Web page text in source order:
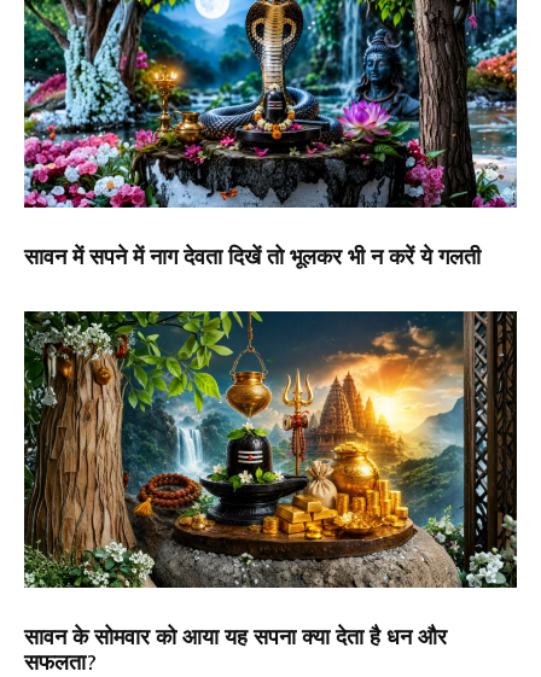
सावन में सपने में नाग देवता दिखें तो भूलकर भी न करें ये गलती
सावन के सोमवार को आया यह सपना क्या देता है धन और
सफलता?